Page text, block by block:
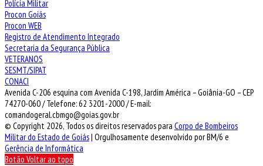
Polícia Militar
Procon Goiás
Procon WEB
Registro de Atendimento Integrado
Secretaria da Segurança Pública
VETERANOS
SESMT/SIPAT
CONACI
Avenida C-206 esquina com Avenida C-198, Jardim América – Goiânia-GO – CEP
74270-060 / Telefone: 62 3201-2000 / E-mail:
comandogeral.cbmgo@goias.gov.br
© Copyright 2026, Todos os direitos reservados para Corpo de Bombeiros
Militar do Estado de Goiás| Orgulhosamente desenvolvido por BM/6 e
Gerência de Informática
Botão Voltar ao topo